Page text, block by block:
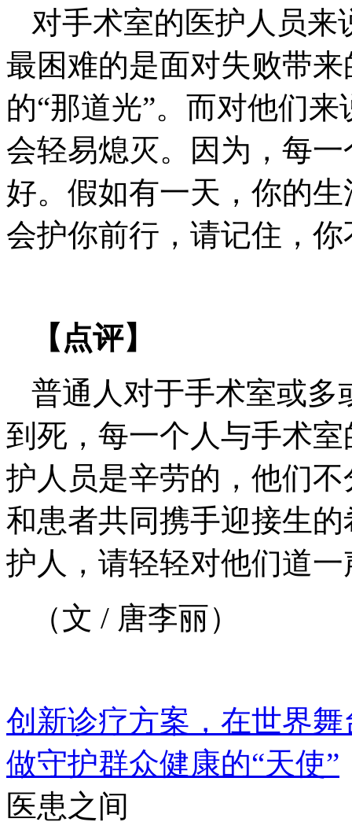
对手术室的医护人员
最困难的是面对失败带
的“那道光”。而对他们
会轻易熄灭。因为，每
好。假如有一天，你的
会护你前行，请记住，
【点评】
普通人对于手术室或多
到死，每一个人与手术
护人员是辛劳的，他们
和患者共同携手迎接生
护人，请轻轻对他们道
（文 / 唐李丽）
创新诊疗方案，在世界舞
做守护群众健康的“天使”
医患之间